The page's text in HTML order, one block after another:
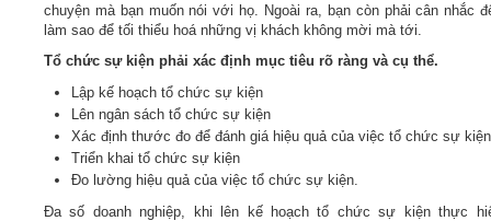
chuyện mà bạn muốn nói với họ. Ngoài ra, bạn còn phải cân nhắc
làm sao để tối thiểu hoá những vị khách không mời mà tới.
Tổ chức sự kiện phải xác định mục tiêu rõ ràng và cụ thể.
Lập kế hoạch tổ chức sự kiện
Lên ngân sách tổ chức sự kiện
Xác định thước đo để đánh giá hiệu quả của việc tổ chức sự kiện
Triển khai tổ chức sự kiện
Đo lường hiệu quả của việc tổ chức sự kiện.
Đa số doanh nghiệp, khi lên kế hoạch tổ chức sự kiện thực